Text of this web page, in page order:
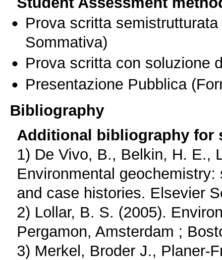
Prova scritta
Sommativa)
Prova scritta con soluzione
Presentazione Pubblica
Bibliography
Additional bibliography for
1) De Vivo, B., Belkin, H. E.,
Environmental
and case histories. Elsevier
2) Lollar, B. S. (2005).
Pergamon, Amsterdam ;
3) Merkel, Broder J., Planer-